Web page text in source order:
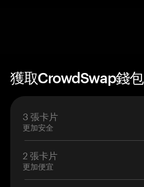
獲取CrowdSwap錢包
3 張卡片
更加安全
2 張卡片
更加便宜